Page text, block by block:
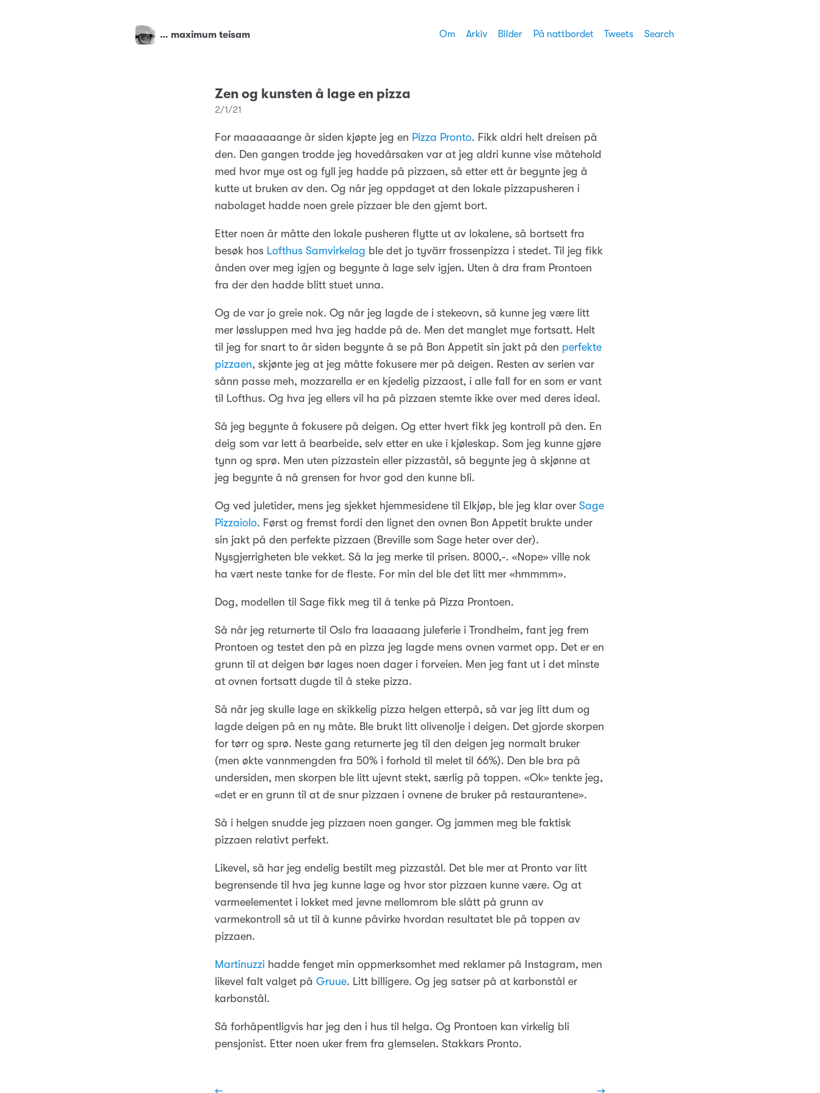
… maximum teisam Om Arkiv Bilder På nattbordet Tweets Search
Zen og kunsten å lage en pizza
2/1/21
For maaaaaange år siden kjøpte jeg en Pizza Pronto. Fikk aldri helt dreisen på
den. Den gangen trodde jeg hovedårsaken var at jeg aldri kunne vise måtehold
med hvor mye ost og fyll jeg hadde på pizzaen, så etter ett år begynte jeg å
kutte ut bruken av den. Og når jeg oppdaget at den lokale pizzapusheren i
nabolaget hadde noen greie pizzaer ble den gjemt bort.
Etter noen år måtte den lokale pusheren flytte ut av lokalene, så bortsett fra
besøk hos Lofthus Samvirkelag ble det jo tyvärr frossenpizza i stedet. Til jeg fikk
ånden over meg igjen og begynte å lage selv igjen. Uten å dra fram Prontoen
fra der den hadde blitt stuet unna.
Og de var jo greie nok. Og når jeg lagde de i stekeovn, så kunne jeg være litt
mer løssluppen med hva jeg hadde på de. Men det manglet mye fortsatt. Helt
til jeg for snart to år siden begynte å se på Bon Appetit sin jakt på den perfekte
pizzaen, skjønte jeg at jeg måtte fokusere mer på deigen. Resten av serien var
sånn passe meh, mozzarella er en kjedelig pizzaost, i alle fall for en som er vant
til Lofthus. Og hva jeg ellers vil ha på pizzaen stemte ikke over med deres ideal.
Så jeg begynte å fokusere på deigen. Og etter hvert fikk jeg kontroll på den. En
deig som var lett å bearbeide, selv etter en uke i kjøleskap. Som jeg kunne gjøre
tynn og sprø. Men uten pizzastein eller pizzastål, så begynte jeg å skjønne at
jeg begynte å nå grensen for hvor god den kunne bli.
Og ved juletider, mens jeg sjekket hjemmesidene til Elkjøp, ble jeg klar over Sage
Pizzaiolo. Først og fremst fordi den lignet den ovnen Bon Appetit brukte under
sin jakt på den perfekte pizzaen (Breville som Sage heter over der).
Nysgjerrigheten ble vekket. Så la jeg merke til prisen. 8000,-. «Nope» ville nok
ha vært neste tanke for de fleste. For min del ble det litt mer «hmmmm».
Dog, modellen til Sage fikk meg til å tenke på Pizza Prontoen.
Så når jeg returnerte til Oslo fra laaaaang juleferie i Trondheim, fant jeg frem
Prontoen og testet den på en pizza jeg lagde mens ovnen varmet opp. Det er en
grunn til at deigen bør lages noen dager i forveien. Men jeg fant ut i det minste
at ovnen fortsatt dugde til å steke pizza.
Så når jeg skulle lage en skikkelig pizza helgen etterpå, så var jeg litt dum og
lagde deigen på en ny måte. Ble brukt litt olivenolje i deigen. Det gjorde skorpen
for tørr og sprø. Neste gang returnerte jeg til den deigen jeg normalt bruker
(men økte vannmengden fra 50% i forhold til melet til 66%). Den ble bra på
undersiden, men skorpen ble litt ujevnt stekt, særlig på toppen. «Ok» tenkte jeg,
«det er en grunn til at de snur pizzaen i ovnene de bruker på restaurantene».
Så i helgen snudde jeg pizzaen noen ganger. Og jammen meg ble faktisk
pizzaen relativt perfekt.
Likevel, så har jeg endelig bestilt meg pizzastål. Det ble mer at Pronto var litt
begrensende til hva jeg kunne lage og hvor stor pizzaen kunne være. Og at
varmeelementet i lokket med jevne mellomrom ble slått på grunn av
varmekontroll så ut til å kunne påvirke hvordan resultatet ble på toppen av
pizzaen.
Martinuzzi hadde fenget min oppmerksomhet med reklamer på Instagram, men
likevel falt valget på Gruue. Litt billigere. Og jeg satser på at karbonstål er
karbonstål.
Så forhåpentligvis har jeg den i hus til helga. Og Prontoen kan virkelig bli
pensjonist. Etter noen uker frem fra glemselen. Stakkars Pronto.